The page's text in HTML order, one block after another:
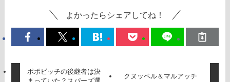
よかったらシェアしてね！
ポポビッチの後継者は決
クヌッペル＆マルアッチ